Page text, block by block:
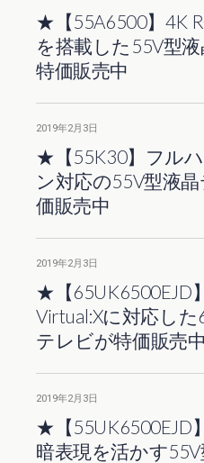
★【55A6500】4K
を搭載した55V型
特価販売中
2019年2月3日
★【55K30】フル
ン対応の55V型液
価販売中
2019年2月3日
★【65UK6500EJD
Virtual:Xに対応した
テレビが特価販売中
2019年2月3日
★【55UK6500EJD
暗表現を活かす